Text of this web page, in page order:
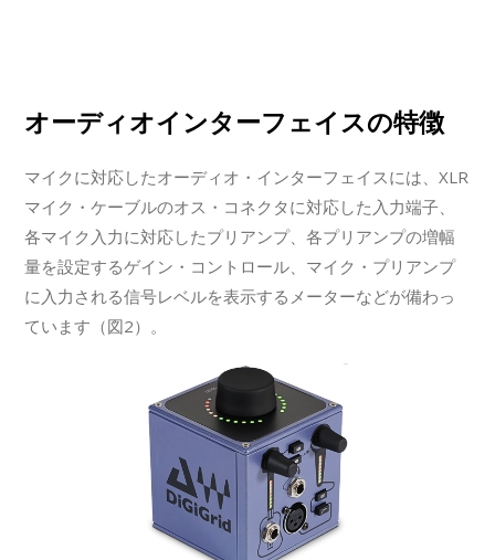
オーディオインターフェイスの特徴
マイクに対応したオーディオ・インターフェイスには、XLR
マイク・ケーブルのオス・コネクタに対応した入力端子、
各マイク入力に対応したプリアンプ、各プリアンプの増幅
量を設定するゲイン・コントロール、マイク・プリアンプ
に入力される信号レベルを表示するメーターなどが備わっ
ています（図2）。